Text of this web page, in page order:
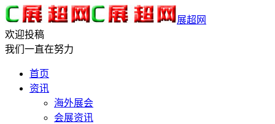
展超网
欢迎投稿
我们一直在努力
首页
资讯
海外展会
会展资讯